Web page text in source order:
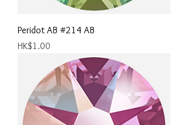
Peridot AB #214 AB
價格
HK$1.00